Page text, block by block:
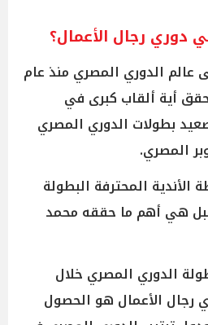
دوري رجال الأعمال؟
عالم الدوري المصري منذ عام
يحقق أية ألقاب كبرى في
بطولات الدوري المصري
المصري.
الأندية المحترفة البطولة
هي أهم ما حققه محمد
الدوري المصري خلال
رجال الأعمال هو الحصول